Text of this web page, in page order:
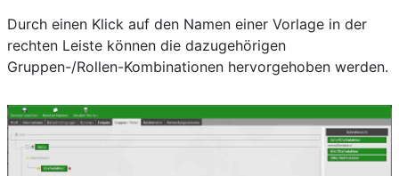
Durch einen Klick auf den Namen einer Vorlage in der
rechten Leiste können die dazugehörigen
Gruppen-/Rollen-Kombinationen hervorgehoben werden.